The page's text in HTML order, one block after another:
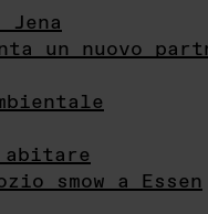
un nuovo
abitare
smow a Essen